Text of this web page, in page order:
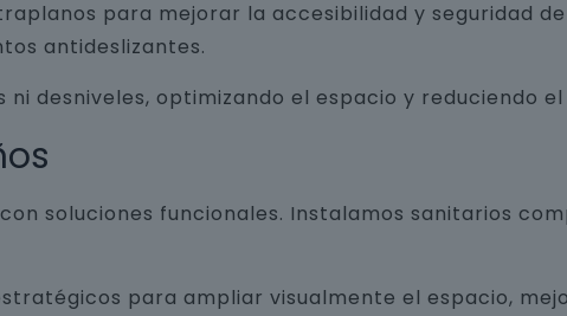
para mejorar la accesibilidad y seguridad
antideslizantes.
desniveles, optimizando el espacio y reduciendo
soluciones funcionales. Instalamos sanitarios
para ampliar visualmente el espacio,